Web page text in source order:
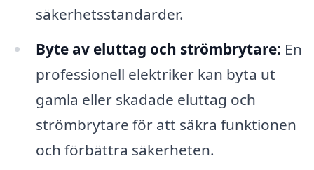
säkerhetsstandarder.
Byte av eluttag och strömbrytare: En
professionell elektriker kan byta ut
gamla eller skadade eluttag och
strömbrytare för att säkra funktionen
och förbättra säkerheten.